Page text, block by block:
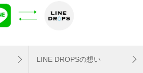
LINE DROPSの想い